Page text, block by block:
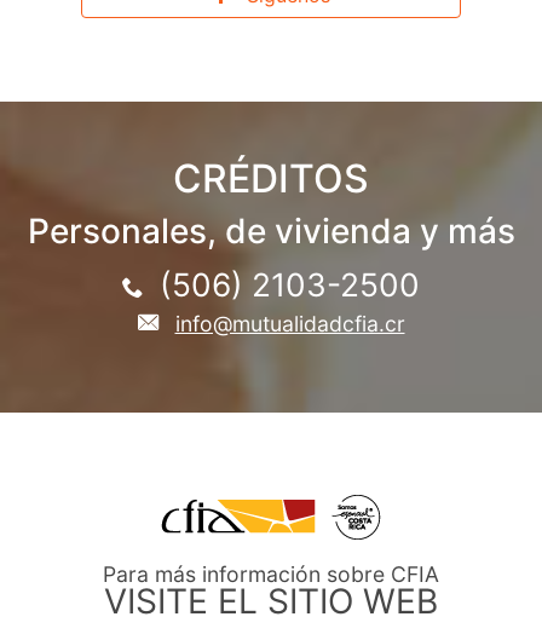
CRÉDITOS
Personales, de vivienda y más
(506) 2103-2500
info@mutualidadcfia.cr
Para más información sobre CFIA
VISITE EL SITIO WEB